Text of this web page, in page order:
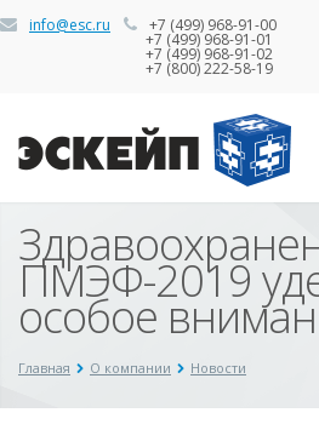
info@esc.ru +7 (499) 968-91-00
+7 (499) 968-91-01
+7 (499) 968-91-02
+7 (800) 222-58-19
ПМЭФ-2019
особое
Главная О компании Новости